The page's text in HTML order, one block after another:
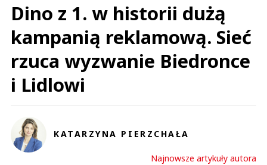
Dino z 1. w historii dużą
kampanią reklamową. Sieć
rzuca wyzwanie Biedronce
i Lidlowi
KATARZYNA PIERZCHAŁA
Najnowsze artykuły autora